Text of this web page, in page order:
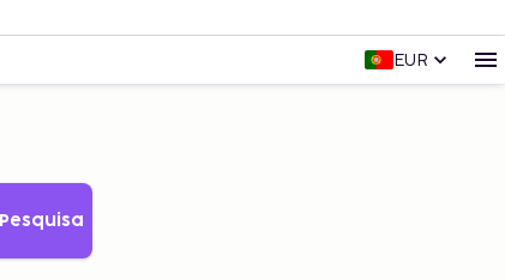
EUR
Pesquisa